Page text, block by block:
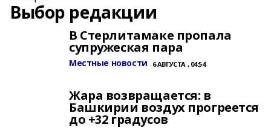
Выбор редакции
В Стерлитамаке пропала
супружеская пара
Местные новости 6 АВГУСТА , 04:54
Жара возвращается: в
Башкирии воздух прогреется
до +32 градусов